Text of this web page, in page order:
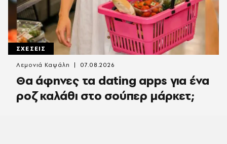
ΣΧΕΣΕΙΣ
Θα άφηνες τα dating apps για ένα
ροζ καλάθι στο σούπερ μάρκετ;
Λεμονιά Καψάλη 07.08.2026